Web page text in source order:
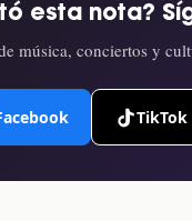
esta nota?
música, conciertos y
TikTok